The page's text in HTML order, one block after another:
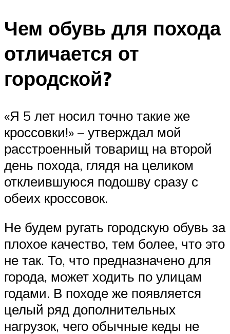
Чем обувь для похода
отличается от
городской?
«Я 5 лет носил точно такие же
кроссовки!» – утверждал мой
расстроенный товарищ на второй
день похода, глядя на целиком
отклеившуюся подошву сразу с
обеих кроссовок.
Не будем ругать городскую обувь за
плохое качество, тем более, что это
не так. То, что предназначено для
города, может ходить по улицам
годами. В походе же появляется
целый ряд дополнительных
нагрузок, чего обычные кеды не